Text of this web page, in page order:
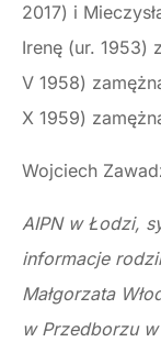
2017) i
Irenę (ur. 1953)
V 1958)
X 1959)
Wojciech
AIPN w Łodzi,
informacje
Małgorzata
w Przedborzu